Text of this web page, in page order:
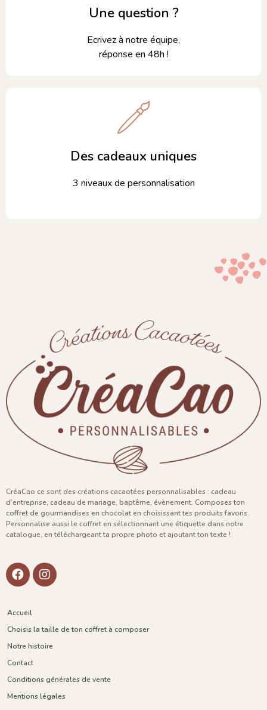
Une question ?
Ecrivez à notre équipe,
réponse en 48h !
Des cadeaux uniques
3 niveaux de personnalisation
CréaCao ce sont des créations cacaotées personnalisables : cadeau
d’entreprise, cadeau de mariage, baptême, évènement. Composes ton
coffret de gourmandises en chocolat en choisissant tes produits favoris.
Personnalise aussi le coffret en sélectionnant une étiquette dans notre
catalogue, en téléchargeant ta propre photo et ajoutant ton texte !
Accueil
Choisis la taille de ton coffret à composer
Notre histoire
Contact
Conditions générales de vente
Mentions légales